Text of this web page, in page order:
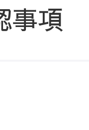
事項